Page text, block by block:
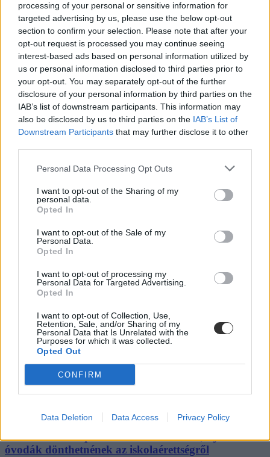
processing of your personal or sensitive information for
targeted advertising by us, please use the below opt-out
section to confirm your selection. Please note that after your
opt-out request is processed you may continue seeing
interest-based ads based on personal information utilized by
us or personal information disclosed to third parties prior to
your opt-out. You may separately opt-out of the further
disclosure of your personal information by third parties on the
IAB’s list of downstream participants. This information may
also be disclosed by us to third parties on the IAB’s List of
Downstream Participants that may further disclose it to other
Personal Data Processing Opt Outs
I want to opt-out of the Sharing of my
personal data.
Opted In
I want to opt-out of the Sale of my
Personal Data.
Opted In
I want to opt-out of processing my
Personal Data for Targeted Advertising.
Opted In
I want to opt-out of Collection, Use,
Retention, Sale, and/or Sharing of my
Personal Data that Is Unrelated with the
Purposes for which it was collected.
Opted Out
CONFIRM
Data Deletion Data Access Privacy Policy
Hana György: „Méltóságot, tekintélyt kell adni az
oktatásról szóló közbeszédnek”
Az új kormány az elődökétől merőben eltérő kommunikációs
stratégiával kezdte meg működését. Az egyes minisztériumok
optimizmust ébresztett és éltet. Különösen az olyan, korábban porig
ami egy újabb megkerülhetetlen kihívást is előtérbe rántott: az
érdemi társadalmi egyeztetés ígéretének beváltását, vagy más szóval
„kényszerét”. Ennek, az amúgy pozitív stressznek a kezeléséhez
humánökológus, közoktatási vezető véleménycikke.
Közoktatás
Dolgoznának az egyetem mellett, mégsem
vállalhatnak diákmunkát – több mint százezer
levelezős hallgatót érinthet a szabály
„Szinte bárhol voltam állásinterjún, mikor megtudták, hogy levelező
tagozatos hallgató vagyok, egyből húzni kezdték a szájukat” –
azonban korántsem egyedi: több levelezős hallgató számolt be
hasonló nehézségekről.
Kovács Dóri
óvodák dönthetnének az iskolaérettségről